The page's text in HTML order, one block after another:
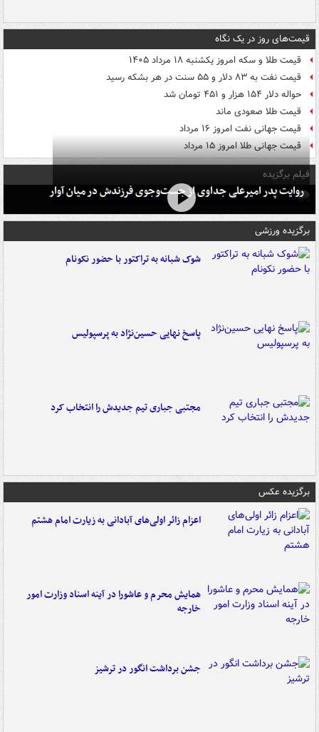
قیمت‌های روز در یک نگاه
قیمت طلا و سکه امروز یکشنبه ۱۸ مرداد ۱۴۰۵
قیمت نفت به ۸۳ دلار و ۵۵ سنت در هر بشکه رسید
حواله دلار ۱۵۴ هزار و ۴۵۱ تومان شد
قیمت طلا صعودی ماند
قیمت جهانی نفت امروز ۱۶ مرداد
قیمت جهانی طلا امروز ۱۵ مرداد
فیلم برگزیده
روایت پدر امیرعلی جداوی از جست‌وجوی فرزندش در میان آوار
برگزیده ورزشی
شوک شبانه به تراکتور با حضور نکونام
پاسخ نهایی حسین‌نژاد به پرسپولیس
مجتبی جباری تیم جدیدش را انتخاب کرد
برگزیده عکس
اعزام زائر اولی‌های آبادانی به زیارت امام هشتم
همایش محرم و عاشورا در آینه اسناد وزارت امور
خارجه
جشن برداشت انگور در ترشیز